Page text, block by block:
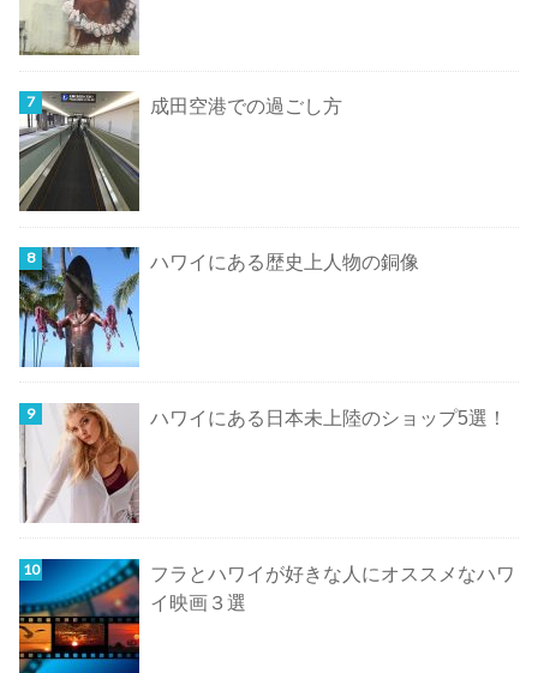
成田空港での過ごし方
ハワイにある歴史上人物の銅像
ハワイにある日本未上陸のショップ5選！
フラとハワイが好きな人にオススメなハワ
イ映画３選